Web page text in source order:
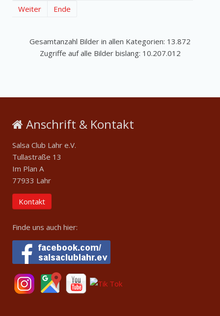
Weiter
Ende
Gesamtanzahl Bilder in allen Kategorien: 13.872
Zugriffe auf alle Bilder bislang: 10.207.012
Anschrift & Kontakt
Salsa Club Lahr e.V.
Tullastraße 13
Im Plan A
77933 Lahr
Kontakt
Finde uns auch hier: